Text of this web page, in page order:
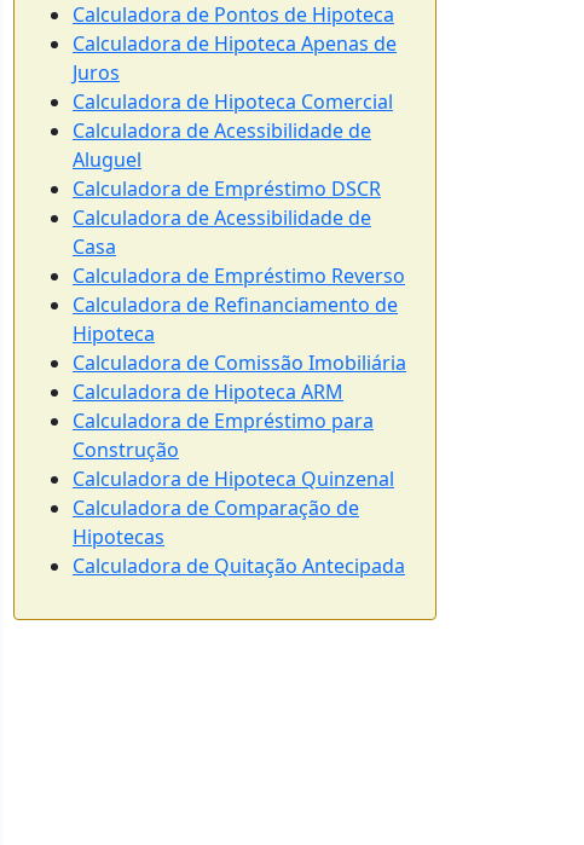
Calculadora de Pontos de Hipoteca
Calculadora de Hipoteca Apenas de
Juros
Calculadora de Hipoteca Comercial
Calculadora de Acessibilidade de
Aluguel
Calculadora de Empréstimo DSCR
Calculadora de Acessibilidade de
Casa
Calculadora de Empréstimo Reverso
Calculadora de Refinanciamento de
Hipoteca
Calculadora de Comissão Imobiliária
Calculadora de Hipoteca ARM
Calculadora de Empréstimo para
Construção
Calculadora de Hipoteca Quinzenal
Calculadora de Comparação de
Hipotecas
Calculadora de Quitação Antecipada